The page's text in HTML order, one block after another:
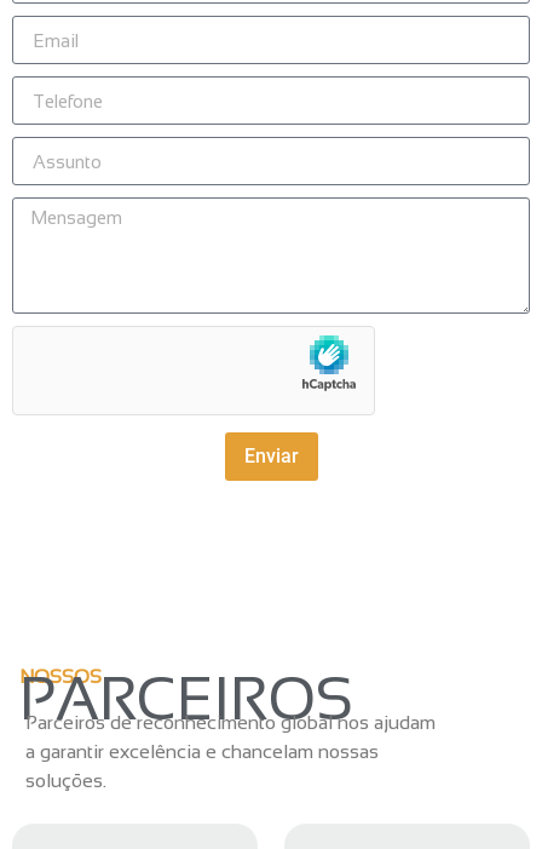
Enviar
NOSSOS
PARCEIROS
Parceiros de reconhecimento global nos ajudam
a garantir excelência e chancelam nossas
soluções.